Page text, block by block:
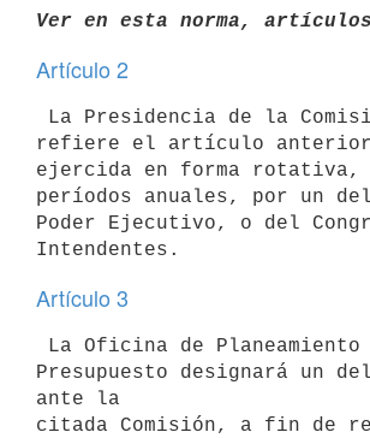
Ver en esta norma,
Artículo 2
refiere el artículo
ejercida en forma rotativa,
períodos anuales, por un
Poder Ejecutivo, o del
Artículo 3
Presupuesto designará un
ante la
citada Comisión, a fin de